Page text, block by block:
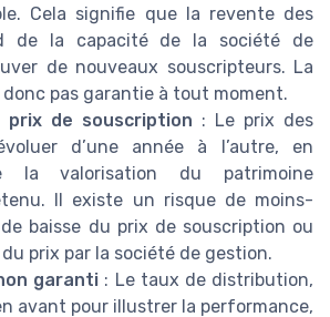
Cela signifie que la revente des
de la capacité de la société de
de nouveaux souscripteurs. La
donc pas garantie à tout moment.
prix de souscription : Le prix des
d’une année à l’autre, en
la valorisation du patrimoine
Il existe un risque de moins-
baisse du prix de souscription ou
prix par la société de gestion.
garanti : Le taux de distribution,
avant pour illustrer la performance,